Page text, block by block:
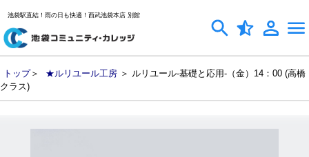
池袋駅直結！雨の日も快適！西武池袋本店 別館
トップ＞ ★ルリユール工房 ＞ ルリユール-基礎と応用-（金）14：00 (高橋
クラス)